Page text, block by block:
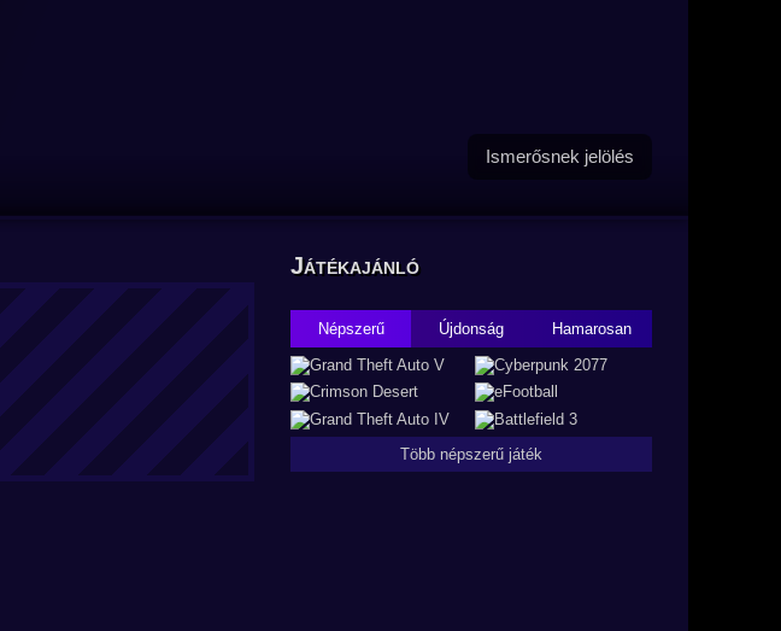
Ismerősnek jelölés
Játékajánló
Népszerű Újdonság Hamarosan
Több népszerű játék